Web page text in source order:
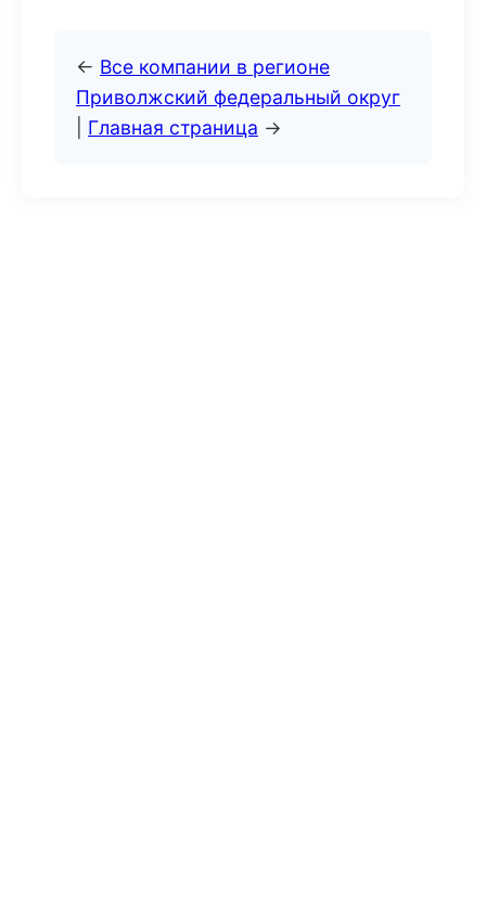
← Все компании в регионе
Приволжский федеральный округ
Главная страница →